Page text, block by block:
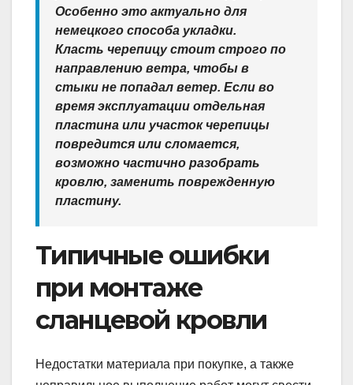
Особенно это актуально для
немецкого способа укладки.
Класть черепицу стоит строго по
направлению ветра, чтобы в
стыки не попадал ветер. Если во
время эксплуатации отдельная
пластина или участок черепицы
повредится или сломается,
возможно частично разобрать
кровлю, заменить поврежденную
пластину.
Типичные ошибки
при монтаже
сланцевой кровли
Недостатки материала при покупке, а также